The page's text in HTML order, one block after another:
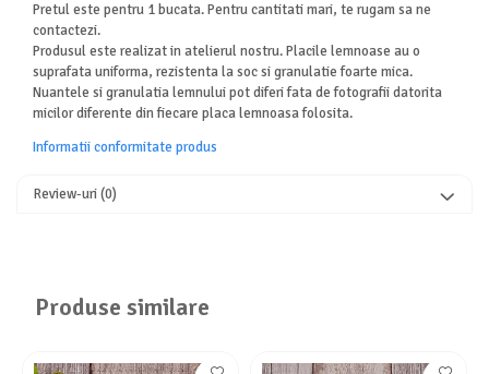
Pretul este pentru 1 bucata. Pentru cantitati mari, te rugam sa ne
contactezi.
Produsul este realizat in atelierul nostru. Placile lemnoase au o
suprafata uniforma, rezistenta la soc si granulatie foarte mica.
Nuantele si granulatia lemnului pot diferi fata de fotografii datorita
micilor diferente din fiecare placa lemnoasa folosita.
Informatii conformitate produs
Review-uri(0)
Produse similare